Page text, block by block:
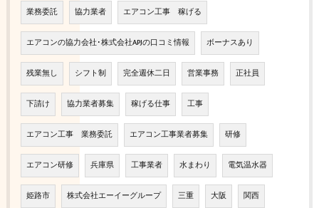
業務委託 協力業者 エアコン工事 稼げる
エアコンの協力会社･株式会社APJの口コミ情報 ボーナスあり
残業無し シフト制 完全週休二日 営業事務 正社員
下請け 協力業者募集 稼げる仕事 工事
エアコン工事 業務委託 エアコン工事業者募集 研修
エアコン研修 兵庫県 工事業者 水まわり 電気温水器
姫路市 株式会社エーイーグループ 三重 大阪 関西